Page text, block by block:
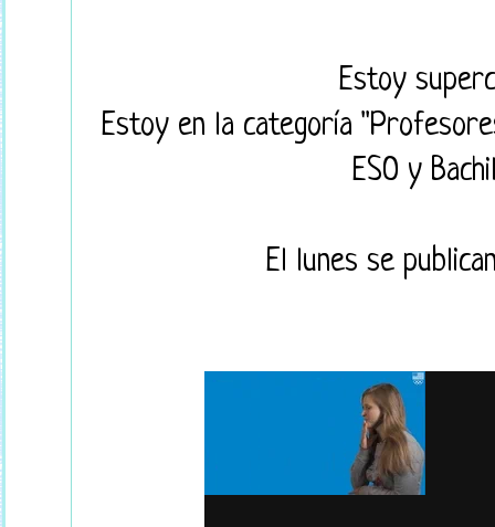
Estoy
Estoy en la categoría
ESO y
El lunes se